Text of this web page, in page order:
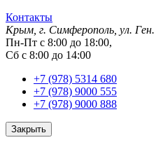
Контакты
Крым, г. Симферополь, ул. Ген.
Пн-Пт с 8:00 до 18:00,
Сб с 8:00 до 14:00
+7 (978) 5314 680
+7 (978) 9000 555
+7 (978) 9000 888
Закрыть